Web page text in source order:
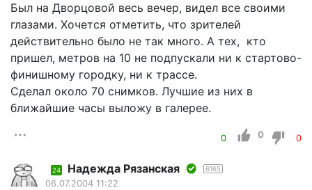
Был на Дворцовой весь вечер, видел все своими
глазами. Хочется отметить, что зрителей
действительно было не так много. А тех, кто
пришел, метров на 10 не подпускали ни к стартово-
финишному городку, ни к трассе.
Сделал около 70 снимков. Лучшие из них в
ближайшие часы выложу в галерее.
0 0 0
24 Надежда Рязанская 6165
06.07.2004 11:22